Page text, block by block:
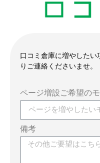
口コミ倉庫に増やしたい
りご連絡くださいませ。
ページ増設ご希望の
備考